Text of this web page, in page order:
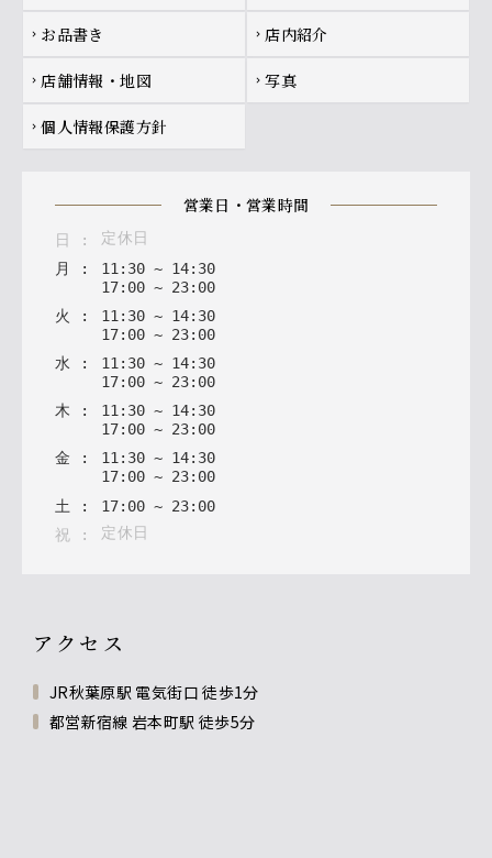
chevron_right お品書き chevron_right 店内紹介
chevron_right 店舗情報・地図 chevron_right 写真
chevron_right 個人情報保護方針
営業日・営業時間
日 :
定休日
月
: 11 : 30 ~ 14: 30
17: 00 ~ 23: 00
火
: 11 : 30 ~ 14: 30
17: 00 ~ 23: 00
水 : 11 : 30 ~ 14: 30
17: 00 ~ 23: 00
木 : 11: 30 ~ 14: 30
17: 00 ~ 23: 00
金 : 11: 30 ~ 14: 30
17: 00 ~ 23: 00
土 : 17: 00 ~ 23: 00
祝 : 定休日
アクセス
JR秋葉原駅 電気街口 徒歩1分
都営新宿線 岩本町駅 徒歩5分